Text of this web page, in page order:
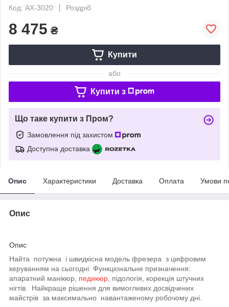
Код: AX-3020
Роздріб
8 475 ₴
Купити
або
Купити з
Що таке купити з Пром?
Замовлення під захистом
Доступна доставка
Опис Характеристики Доставка Оплата Умови
Опис
Опис
Найта потужна і швидкісна модель фрезера з цифровим
керуванням на сьогодні. Функціональне призначення:
апаратний манікюр, педикюр , підологія, корекція штучних
нігтів. Найкраще рішення для вимогливих досвідчених
майстрів за максимально навантаженому робочому дні.